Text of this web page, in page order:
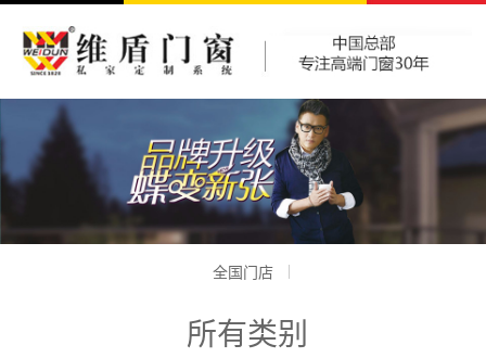
全国门店
所有类别